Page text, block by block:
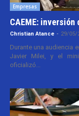
Empresas
CAEME: inversión
Christian Atance - 29/05/
Durante una audiencia
Javier Milei, y el
oficializó...